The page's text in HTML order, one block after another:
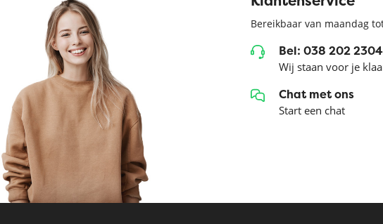
Bereikbaar van maandag
Bel: 038 202 2304
Wij staan voor je
Chat met ons
Start een chat